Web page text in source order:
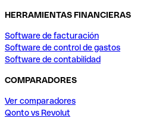
HERRAMIENTAS FINANCIERAS
Software de facturación
Software de control de gastos
Software de contabilidad
COMPARADORES
Ver comparadores
Qonto vs Revolut